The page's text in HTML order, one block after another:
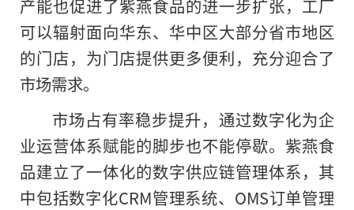
产能也促进了紫燕食品的进一步扩张，工厂
可以辐射面向华东、华中区大部分省市地区
的门店，为门店提供更多便利，充分迎合了
市场需求。
市场占有率稳步提升， 通过数字化为企
业运营体系赋能的脚步也不能停歇。紫燕食
品建立了一体化的数字供应链管理体系，其
中包括数字化CRM管理系统、OMS订单管理